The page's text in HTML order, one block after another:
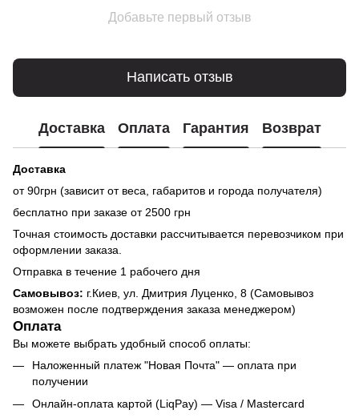
Добавьте первый отзыв
Написать отзыв
Доставка Оплата Гарантия Возврат
Доставка
от 90грн (зависит от веса, габаритов и города получателя)
бесплатно при заказе от 2500 грн
Точная стоимость доставки рассчитывается перевозчиком при
оформлении заказа.
Отправка в течение 1 рабочего дня
Самовывоз: г.Киев, ул. Дмитрия Луценко, 8 (Самовывоз
возможен после подтверждения заказа менеджером)
Оплата
Вы можете выбрать удобный способ оплаты:
Наложенный платеж "Новая Почта" — оплата при
получении
Онлайн-оплата картой (LiqPay) — Visa / Mastercard